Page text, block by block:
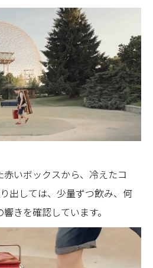
いボックスから、冷えたコ
出しては、少量ずつ飲み、何
きを確認しています。